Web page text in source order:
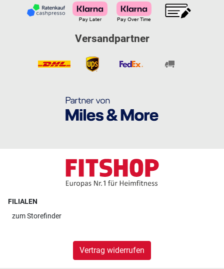
Versandpartner
FILIALEN
zumStorefinder
Vertrag widerrufen